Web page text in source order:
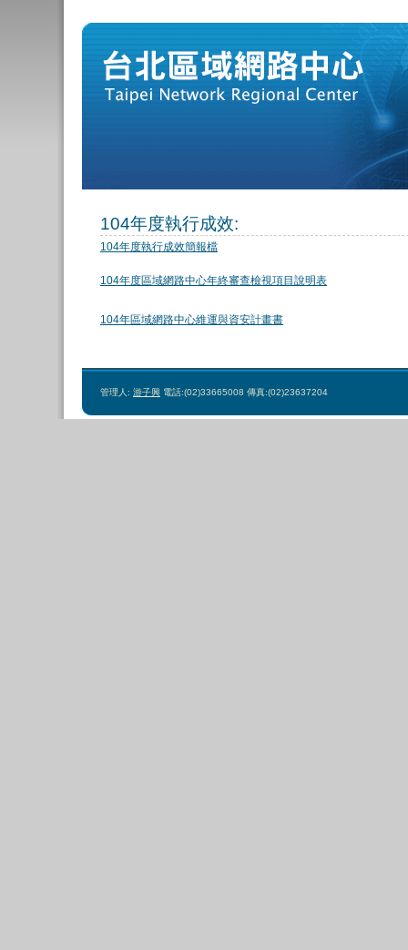
104年度執行成效:
104年度執行成效簡報檔
104年度區域網路中心年終審查檢視項目說明表
104年區域網路中心維運與資安計畫書
管理人: 游子興 電話:(02)33665008 傳真:(02)23637204